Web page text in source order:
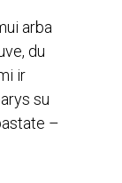
arba
du
ir
su
–